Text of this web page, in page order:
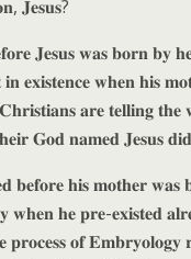
𝐉𝐞𝐬𝐮𝐬?
𝐉𝐞𝐬𝐮𝐬 𝐰𝐚𝐬 𝐛𝐨𝐫𝐧 𝐛𝐲
𝐞𝐱𝐢𝐬𝐭𝐞𝐧𝐜𝐞 𝐰𝐡𝐞𝐧 𝐡𝐢𝐬
𝐚𝐫𝐞 𝐭𝐞𝐥𝐥𝐢𝐧𝐠
𝐆𝐨𝐝 𝐧𝐚𝐦𝐞𝐝 𝐉𝐞𝐬𝐮𝐬 𝐝𝐢𝐝
𝐛𝐞𝐟𝐨𝐫𝐞 𝐡𝐢𝐬 𝐦𝐨𝐭𝐡𝐞𝐫
𝐰𝐡𝐞𝐧 𝐡𝐞 𝐩𝐫𝐞-𝐞𝐱𝐢𝐬𝐭𝐞𝐝
𝐩𝐫𝐨𝐜𝐞𝐬𝐬 𝐨𝐟 𝐄𝐦𝐛𝐫𝐲𝐨𝐥𝐨𝐠𝐲